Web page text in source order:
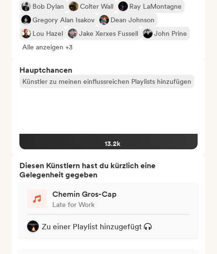
Bob Dylan Colter Wall
Ray LaMontagne
Gregory Alan Isakov
Dean Johnson
Lou Hazel
Jake Xerxes Fussell
John Prine
Alle anzeigen +3
Hauptchancen
Künstler zu meinen einflussreichen Playlists hinzufügen
13.2k
Diesen Künstlern hast du kürzlich eine
Gelegenheit gegeben
Chemin Gros-Cap
Late for Work
Zu einer Playlist hinzugefügt